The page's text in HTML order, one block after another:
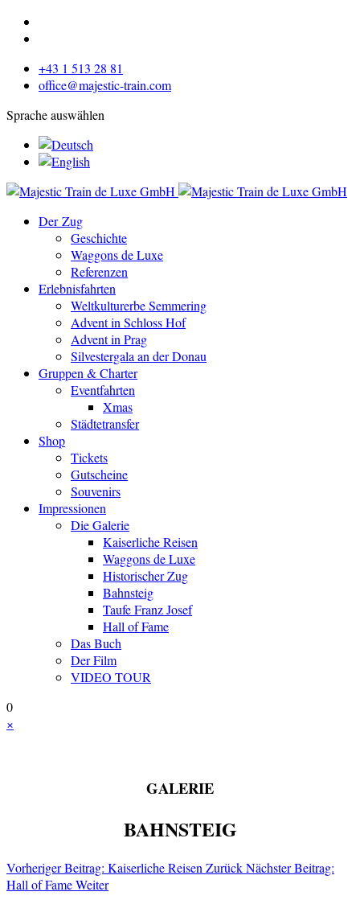
+43 1 513 28 81
office@majestic-train.com
Sprache auswählen
Der Zug
Geschichte
Waggons de Luxe
Referenzen
Erlebnisfahrten
Weltkulturerbe Semmering
Advent in Schloss Hof
Advent in Prag
Silvestergala an der Donau
Gruppen & Charter
Eventfahrten
Xmas
Städtetransfer
Shop
Tickets
Gutscheine
Souvenirs
Impressionen
Die Galerie
Kaiserliche Reisen
Waggons de Luxe
Historischer Zug
Bahnsteig
Taufe Franz Josef
Hall of Fame
Das Buch
Der Film
VIDEO TOUR
0
×
GALERIE
BAHNSTEIG
Vorheriger Beitrag: Kaiserliche Reisen ZurückNächster Beitrag:
Hall of FameWeiter